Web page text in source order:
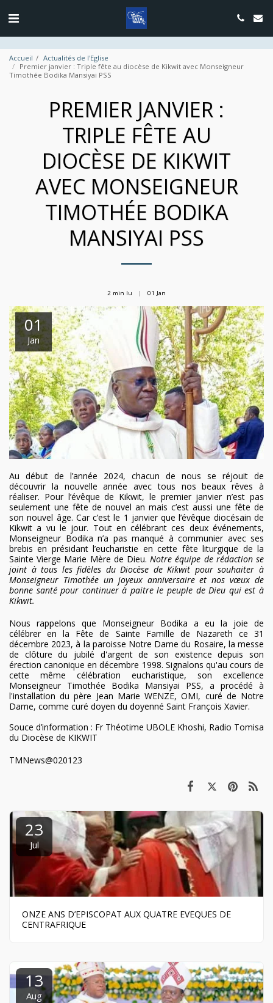
google.com, pub-4889604885818732, DIRECT, f08c47fec0942fa0
Accueil
Actualités de l'Eglise
Premier janvier : Triple fête au diocèse de Kikwit avec Monseigneur
Timothée Bodika Mansiyai PSS
PREMIER JANVIER :
TRIPLE FÊTE AU
DIOCÈSE DE KIKWIT
AVEC MONSEIGNEUR
TIMOTHÉE BODIKA
MANSIYAI PSS
2 min lu 01 Jan
01
Jan
Au début de l’année 2024, chacun de nous se réjouit de
découvrir la nouvelle année avec tous nos beaux rêves à
réaliser. Pour l’évêque de Kikwit, le premier janvier n’est pas
seulement une fête de nouvel an mais c’est aussi une fête de
son nouvel âge. Car c’est le 1 janvier que l’évêque diocésain de
Kikwit a vu le jour. Tout en célébrant ces deux événements,
Monseigneur Bodika n’a pas manqué à communier avec ses
brebis en présidant l’eucharistie en cette fête liturgique de la
Sainte Vierge Marie Mère de Dieu.Notre équipe de rédaction se
joint à tous les fidèles du Diocèse de Kikwit pour souhaiter à
Monseigneur Timothée un joyeux anniversaire et nos vœux de
bonne santé pour continuer à paitre le peuple de Dieu qui est à
Kikwit.
Nous rappelons que Monseigneur Bodika a eu la joie de
célébrer en la Fête de Sainte Famille de Nazareth ce 31
décembre 2023, à la paroisse Notre Dame du Rosaire, la messe
de clôture du jubilé d'argent de son existence depuis son
érection canonique en décembre 1998. Signalons qu'au cours de
cette même célébration eucharistique, son excellence
Monseigneur Timothée Bodika Mansiyai PSS, a procédé à
l'installation du père Jean Marie WENZE, OMI, curé de Notre
Dame, comme curé doyen du doyenné Saint François Xavier.
Souce d’information : Fr Théotime UBOLE Khoshi, Radio Tomisa
du Diocèse de KIKWIT
TMNews@020123
23
Jul
ONZE ANS D’EPISCOPAT AUX QUATRE EVEQUES DE
CENTRAFRIQUE
13
Aug